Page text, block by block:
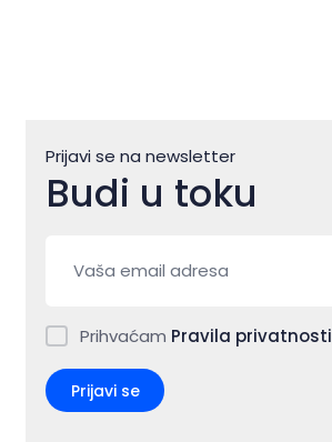
Prijavi se na newsletter
Budi u toku
Prihvaćam Pravila privatnosti
Prijavi se